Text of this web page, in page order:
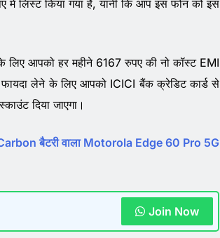
लिस्ट किया गया है, यानी कि आप इस फोन को इस
आपको हर महीने 6167 रुपए की नो कॉस्ट EMI
लेने के लिए आपको ICICI बैंक क्रेडिट कार्ड से
दिया जाएगा।
बैटरी वाला Motorola Edge 60 Pro 5G
Join Now